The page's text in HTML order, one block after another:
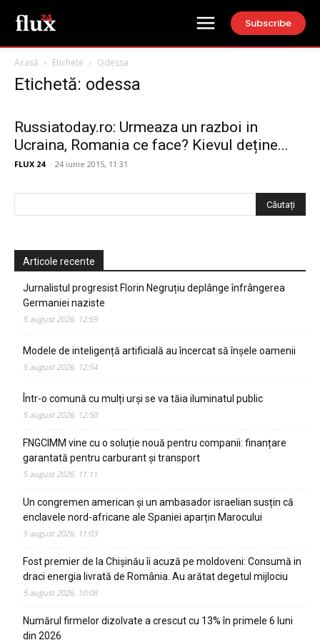
Subscribe
Acasă Etichete Odessa
Etichetă: odessa
Russiatoday.ro: Urmeaza un razboi in
Ucraina, Romania ce face? Kievul deține...
FLUX 24 - 24 iunie 2015, 11:31
Articole recente
Jurnalistul progresist Florin Negruțiu deplânge înfrângerea
Germaniei naziste
5 august 2026, 12:59
Modele de inteligență artificială au încercat să înșele oamenii
5 august 2026, 12:54
Într-o comună cu mulți urși se va tăia iluminatul public
5 august 2026, 12:50
FNGCIMM vine cu o soluție nouă pentru companii: finanțare
garantată pentru carburant și transport
5 august 2026, 11:11
Un congremen american și un ambasador israelian susțin că
enclavele nord-africane ale Spaniei aparțin Marocului
5 august 2026, 11:03
Fost premier de la Chișinău îi acuză pe moldoveni: Consumă in
draci energia livrată de România. Au arătat degetul mijlociu
5 august 2026, 10:08
Numărul firmelor dizolvate a crescut cu 13% în primele 6 luni
din 2026